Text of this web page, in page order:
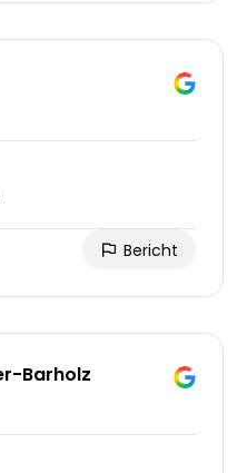
Bericht
Barholz